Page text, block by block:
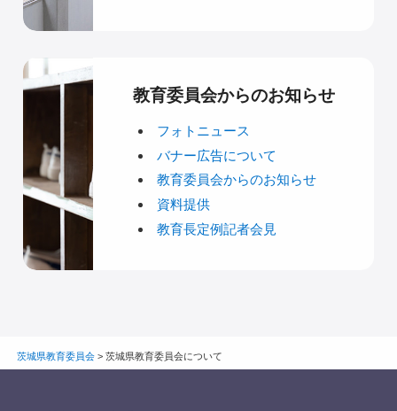
教育委員会からのお知らせ
フォトニュース
バナー広告について
教育委員会からのお知らせ
資料提供
教育長定例記者会見
茨城県教育委員会> 茨城県教育委員会について